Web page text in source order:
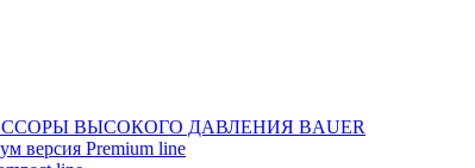
ВЫСОКОГО ДАВЛЕНИЯ BAUER
версия Premium line